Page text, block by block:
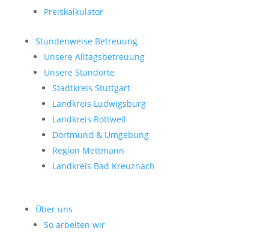
Preiskalkulator
Stundenweise Betreuung
Unsere Alltagsbetreuung
Unsere Standorte
Stadtkreis Stuttgart
Landkreis Ludwigsburg
Landkreis Rottweil
Dortmund & Umgebung
Region Mettmann
Landkreis Bad Kreuznach
Über uns
So arbeiten wir